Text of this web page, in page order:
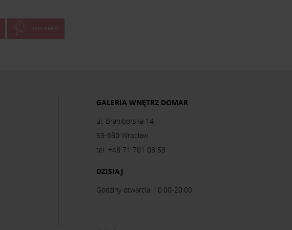
PINTEREST
GALERIA WNĘTRZ DOMAR
ul. Braniborska 14
53-680 Wrocław
tel. +48 71 781 03 53
DZISIAJ
Godziny otwarcia: 10:00-20:00